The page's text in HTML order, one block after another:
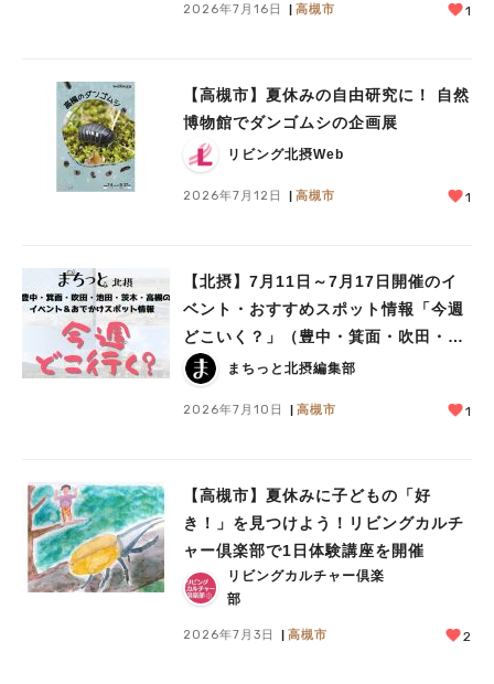
2026年7月16日 高槻市 1
【高槻市】夏休みの自由研究に！ 自然
博物館でダンゴムシの企画展
リビング北摂Web
2026年7月12日 高槻市 1
【北摂】7月11日～7月17日開催のイ
ベント・おすすめスポット情報「今週
どこいく？」（豊中・箕面・吹田・池
田・茨木・高槻）
まちっと北摂編集部
2026年7月10日 高槻市 1
【高槻市】夏休みに子どもの「好
き！」を見つけよう！リビングカルチ
ャー倶楽部で1日体験講座を開催
リビングカルチャー倶楽
部
2026年7月3日 高槻市 2